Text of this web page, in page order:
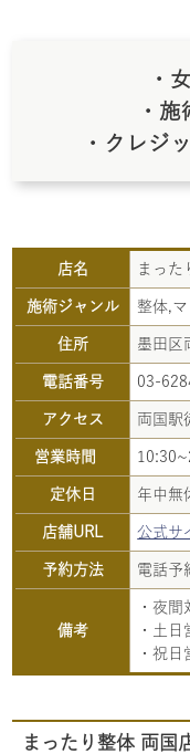
・
・
・クレジ
店名 まった
施術ジャンル 整体,
住所 墨田区
電話番号 03-
アクセス 両国駅
営業時間
定休日 年中無
店舗URL 公式サ
予約方法 電話予
備考
・夜間
・土日
・祝日
まったり整体 両国